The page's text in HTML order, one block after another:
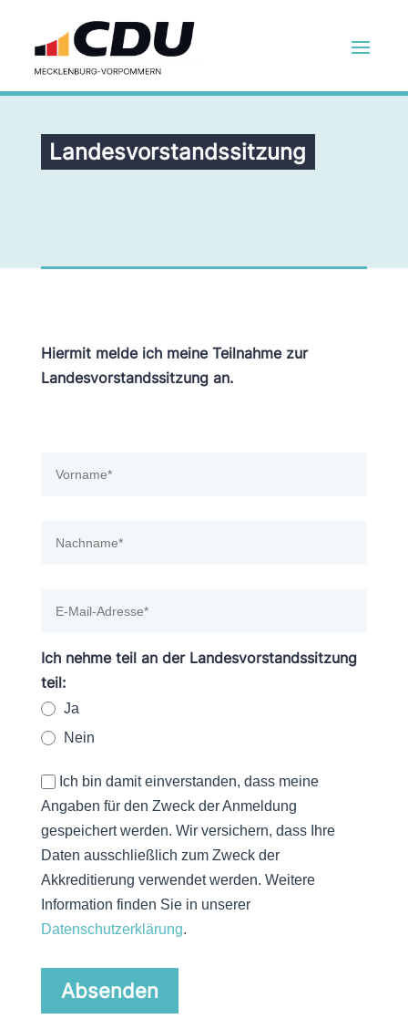
Landesvorstandssitzung
Hiermit melde ich meine Teilnahme zur
Landesvorstandssitzung an.
Ich nehme teil an der Landesvorstandssitzung
teil:
Ja
Nein
Ich bin damit einverstanden, dass meine
Angaben für den Zweck der Anmeldung
gespeichert werden. Wir versichern, dass Ihre
Daten ausschließlich zum Zweck der
Akkreditierung verwendet werden. Weitere
Information finden Sie in unserer
Datenschutzerklärung.